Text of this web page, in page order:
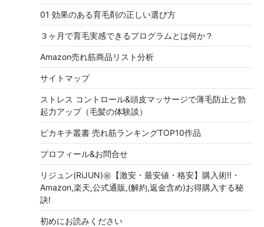
01 効果のある育毛剤の正しい選び方
３ヶ月で育毛実感できるプログラムとは何か？
Amazon売れ筋商品リスト分析
サイトマップ
ストレス コントロール&頭皮マッサージで薄毛防止と勃
起力アップ（毛髪の体験談）
ピカキチ叢書 売れ筋ランキングTOP10作品
プロフィール&お問合せ
リジュン(RiJUN)㊙【激安・最安値・格安】購入術!!・
Amazon,楽天,公式通販,(解約,返金含め)お得購入する秘
訣!
初めにお読みください